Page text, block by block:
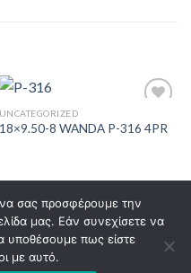
UNCATEGORIZED
18×9.50-8 WANDA P-316 4PR
ΑΠΟΣΤΟΛΉΣ
ΠΡΟΪΌΝΤΩΝ
ΌΡΟΙ ΧΡΉΣΗΣ
σας προσφέρουμε την
μας. Εάν συνεχίσετε να
υποθέσουμε πως είστε
με αυτό.